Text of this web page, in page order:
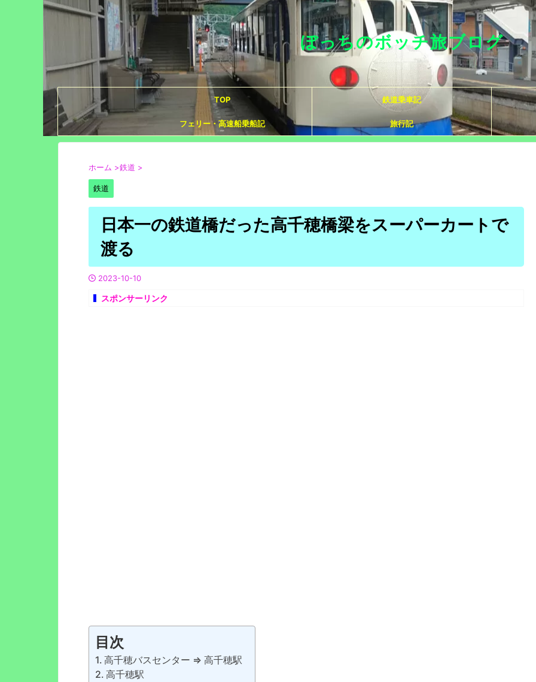
ぼっちのボッチ旅ブログ
TOP 鉄道乗車記
フェリー・高速船乗船記 旅行記
ホーム >鉄道 >
鉄道
日本一の鉄道橋だった高千穂橋梁をスーパーカートで
渡る
2023-10-10
スポンサーリンク
目次
高千穂バスセンター ⇒ 高千穂駅
高千穂駅